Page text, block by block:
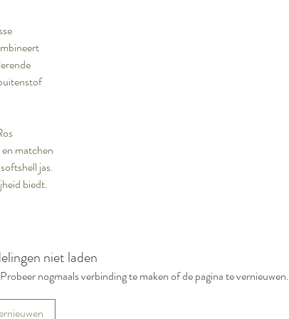
matchen
jas.
biedt.
niet laden
nogmaals verbinding te maken of de pagina te vernieuwen.